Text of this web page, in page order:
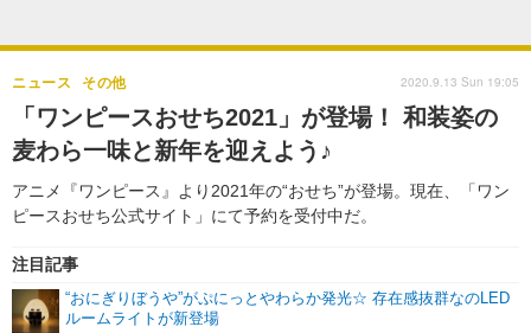
ゲーム・アプリ マンガ
グッズ
声優 コスプレ
特集一覧 カバー
ラキりす
連載マンガ
連載マンガ一覧 連載一覧
番組・動画
番組・動画一覧
動画
連載・ブログ
連載・ブログ一覧 コラム
「ワンピースおせち2021」が登場！ 和装姿の
麦わら一味と新年を迎えよう♪
アニメ『ワンピース』より2021年の“おせち”が登場。現在、「ワン
ピースおせち公式サイト」にて予約を受付中だ。
ニュース その他
注目記事
“おにぎりぼうや”がぷにっとやわらか発光☆ 存在感抜群なのLED
ルームライトが新登場
2020.9.13 Sun 19:05